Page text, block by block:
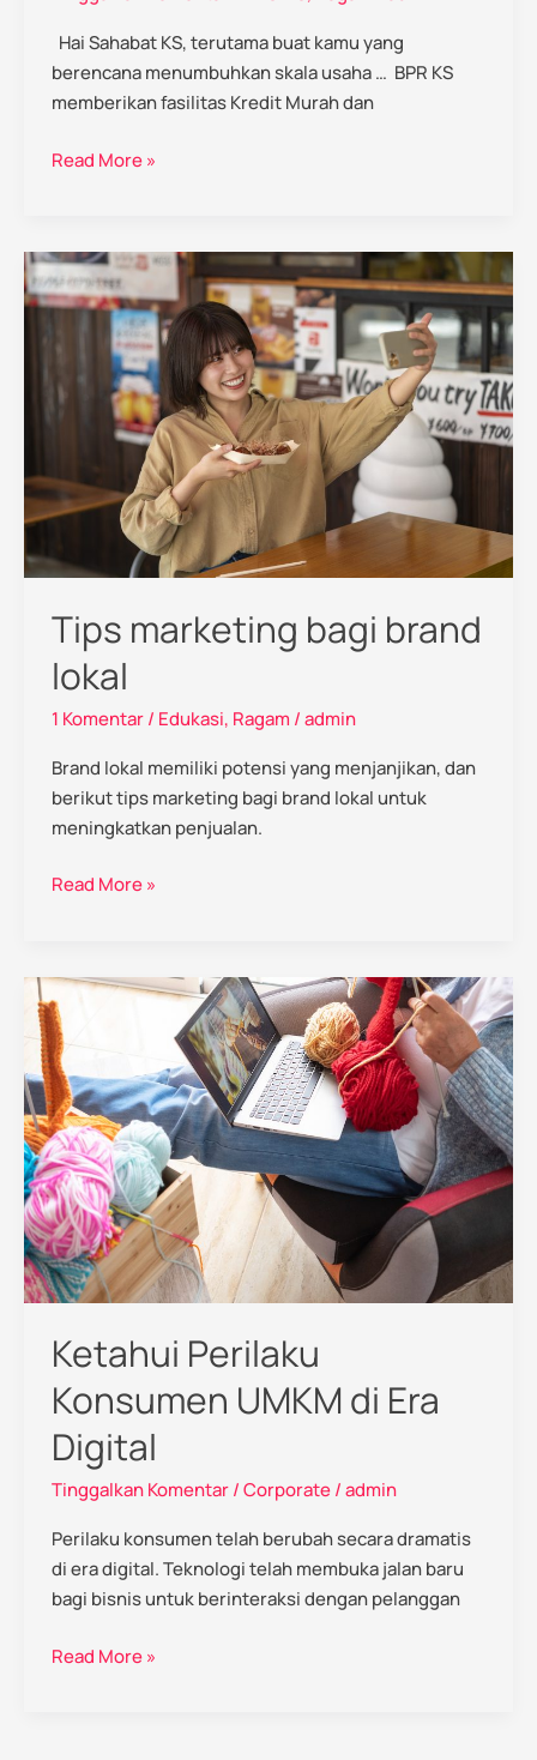
Hai Sahabat KS, terutama buat kamu yang
berencana menumbuhkan skala usaha … BPR KS
memberikan fasilitas Kredit Murah dan
Read More »
Tips marketing bagi brand
lokal
1 Komentar / Edukasi, Ragam /admin
Brand lokal memiliki potensi yang menjanjikan, dan
berikut tips marketing bagi brand lokal untuk
meningkatkan penjualan.
Tips
marketing
lokal
Read More »
Ketahui Perilaku
Konsumen UMKM di Era
Digital
Tinggalkan Komentar /Corporate/admin
Perilaku konsumen telah berubah secara dramatis
di era digital. Teknologi telah membuka jalan baru
bagi bisnis untuk berinteraksi dengan pelanggan
Ketahui
Perilaku
Konsumen
UMKM
di
Era
Digital
Read More »